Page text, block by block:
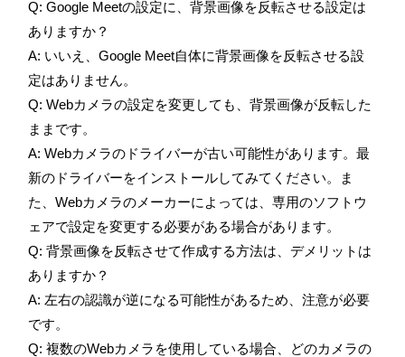
Q: Google Meetの設定に、背景画像を反転させる設定は
ありますか？
A: いいえ、Google Meet自体に背景画像を反転させる設
定はありません。
Q: Webカメラの設定を変更しても、背景画像が反転した
ままです。
A: Webカメラのドライバーが古い可能性があります。最
新のドライバーをインストールしてみてください。ま
た、Webカメラのメーカーによっては、専用のソフトウ
ェアで設定を変更する必要がある場合があります。
Q: 背景画像を反転させて作成する方法は、デメリットは
ありますか？
A: 左右の認識が逆になる可能性があるため、注意が必要
です。
Q: 複数のWebカメラを使用している場合、どのカメラの